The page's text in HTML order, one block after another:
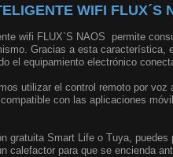
WIFI FLUX´S
wifi FLUX`S NAOS permite
Gracias a esta característica,
el equipamiento electrónico
utilizar el control remoto por voz
con las aplicaciones
gratuita Smart Life o Tuya, puedes
calefactor para que se encienda